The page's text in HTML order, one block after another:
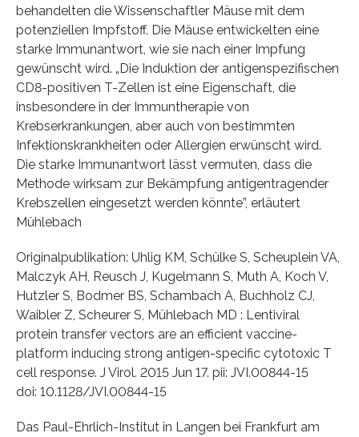
behandelten die Wissenschaftler Mäuse mit dem
potenziellen Impfstoff. Die Mäuse entwickelten eine
starke Immunantwort, wie sie nach einer Impfung
gewünscht wird. „Die Induktion der antigenspezifischen
CD8-positiven T-Zellen ist eine Eigenschaft, die
insbesondere in der Immuntherapie von
Krebserkrankungen, aber auch von bestimmten
Infektionskrankheiten oder Allergien erwünscht wird.
Die starke Immunantwort lässt vermuten, dass die
Methode wirksam zur Bekämpfung antigentragender
Krebszellen eingesetzt werden könnte”, erläutert
Mühlebach
Originalpublikation: Uhlig KM, Schülke S, Scheuplein VA,
Malczyk AH, Reusch J, Kugelmann S, Muth A, Koch V,
Hutzler S, Bodmer BS, Schambach A, Buchholz CJ,
Waibler Z, Scheurer S, Mühlebach MD : Lentiviral
protein transfer vectors are an efficient vaccine-
platform inducing strong antigen-specific cytotoxic T
cell response. J Virol. 2015 Jun 17. pii: JVI.00844-15
doi: 10.1128/JVI.00844-15
Das Paul-Ehrlich-Institut in Langen bei Frankfurt am